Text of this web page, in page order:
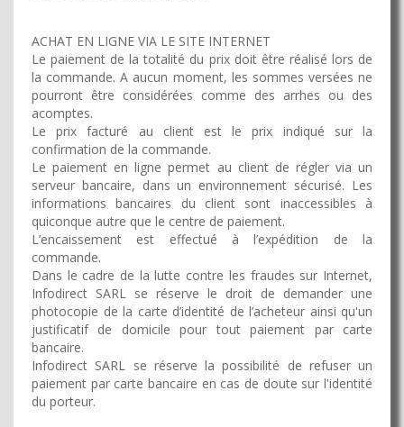
ACHAT EN LIGNE VIA LE SITE INTERNET
Le paiement de la totalité du prix doit être réalisé lors de
la commande. A aucun moment, les sommes versées ne
pourront être considérées comme des arrhes ou des
acomptes.
Le prix facturé au client est le prix indiqué sur la
confirmation de la commande.
Le paiement en ligne permet au client de régler via un
serveur bancaire, dans un environnement sécurisé. Les
informations bancaires du client sont inaccessibles à
quiconque autre que le centre de paiement.
L’encaissement est effectué à l’expédition de la
commande.
Dans le cadre de la lutte contre les fraudes sur Internet,
Infodirect SARL se réserve le droit de demander une
photocopie de la carte d’identité de l’acheteur ainsi qu'un
justificatif de domicile pour tout paiement par carte
bancaire.
Infodirect SARL se réserve la possibilité de refuser un
paiement par carte bancaire en cas de doute sur l'identité
du porteur.